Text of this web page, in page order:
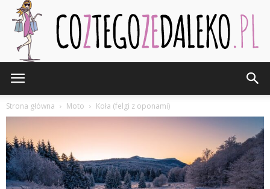
Strona główna Moto Koła (felgi z oponami)